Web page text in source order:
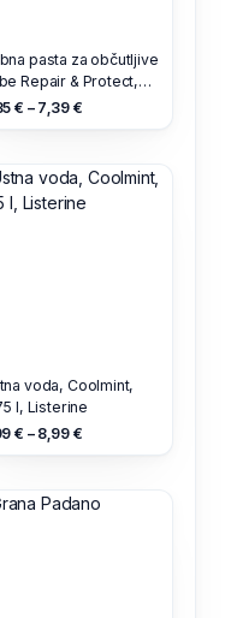
pasta za občutljive
Repair & Protect,
75 ml
€ – 7,39 €
voda, Coolmint,
l, Listerine
€ – 8,99 €